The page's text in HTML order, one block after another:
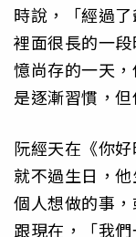
時說，「經過
裡面很長的一
憶尚存的一天
是逐漸習慣，但
阮經天在《你
就不過生日，
個人想做的事
跟現在，「我